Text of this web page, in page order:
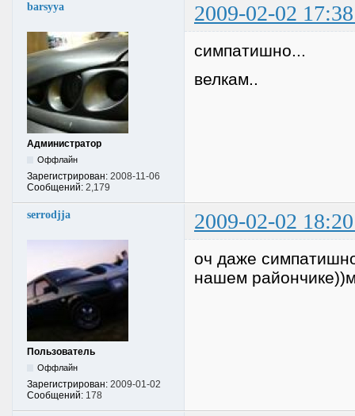
barsyya 2009-02-02
Администратор
Оффлайн
Зарегистрирован: 2008-11-06
Сообщений: 2,179
симпатишно...
велкам..
serrodjja 2009-02-02
Пользователь
Оффлайн
Зарегистрирован: 2009-01-02
Сообщений: 178
оч даже
нашем